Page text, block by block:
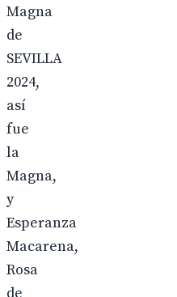
Magna
de
SEVILLA
2024,
así
fue
la
Magna,
y
Esperanza
Macarena,
Rosa